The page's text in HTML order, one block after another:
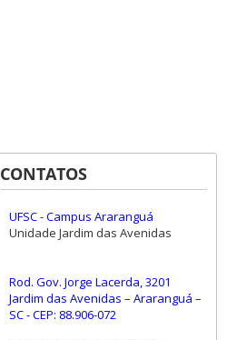
CONTATOS
UFSC - Campus Araranguá
Unidade Jardim das Avenidas
Rod. Gov. Jorge Lacerda, 3201
Jardim das Avenidas – Araranguá –
SC - CEP: 88.906-072